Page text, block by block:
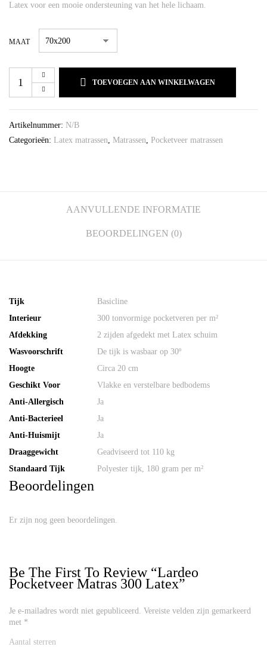
Latex voor een mooie ondersteuning van het hele lichaam.
MAAT
TOEVOEGEN AAN WINKELWAGEN
Artikelnummer: N/B
Categorieën: Latex matrassen, Matrassen, Pocketveer matrassen
AANVULLENDE INFORMATIE
BEOORDELINGEN (0)
Tijk
Basicline
Interieur
300 tonvormige pocketveren per m²
Afdekking
2 zijden afgedekt met Latex schuim
Wasvoorschrift
De tijk is wasbaar op 30º
Hoogte
Circa 20 cm
Geschikt Voor
Vlakke en verstelbare bedbodems
Anti-Allergisch
Ja
Anti-Bacterieel
Ja
Anti-Huismijt
Ja
Draaggewicht
Geadviseerd tot 110 kg
Standaard Tijk
Polyester tijk, 180 gram per m²
Beoordelingen
Er zijn nog geen beoordelingen.
Be The First To Review “Lardeo
Pocketveer Matras 300 Latex”
Je e-mailadres wordt niet gepubliceerd. Vereiste velden zijn gemarkeerd
met *
Aantal sterren